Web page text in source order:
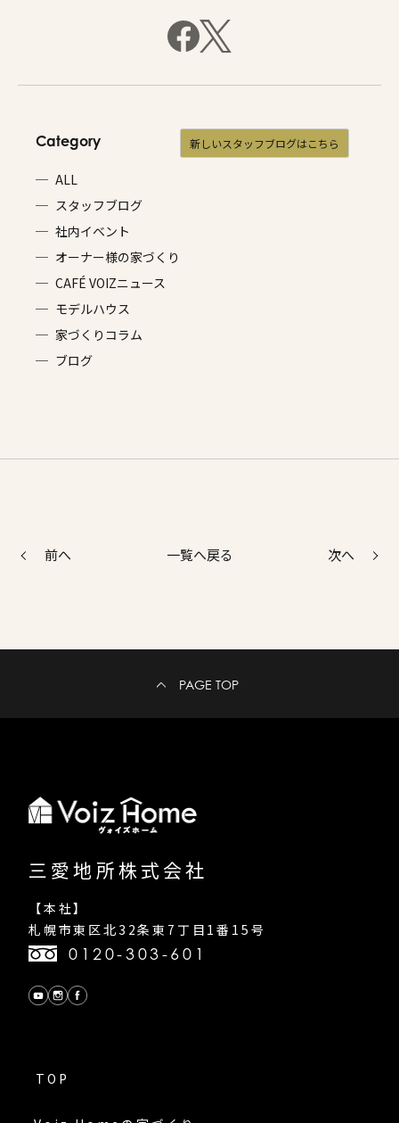
Category
ALL
スタッフブログ
社内イベント
オーナー様の家づくり
CAFÉ VOIZニュース
モデルハウス
家づくりコラム
ブログ
新しいスタッフブログはこちら
前へ 一覧へ戻る 次へ
PAGE TOP
三愛地所株式会社
【本社】
札幌市東区北32条東7丁目1番15号
0120-303-601
TOP